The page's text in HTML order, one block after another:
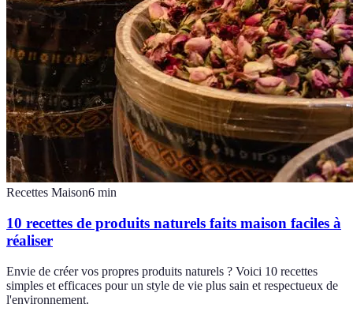
Recettes Maison6 min
10 recettes de produits naturels faits maison faciles à
réaliser
Envie de créer vos propres produits naturels ? Voici 10 recettes
simples et efficaces pour un style de vie plus sain et respectueux de
l'environnement.